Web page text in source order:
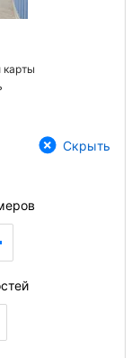
карты
Скрыть